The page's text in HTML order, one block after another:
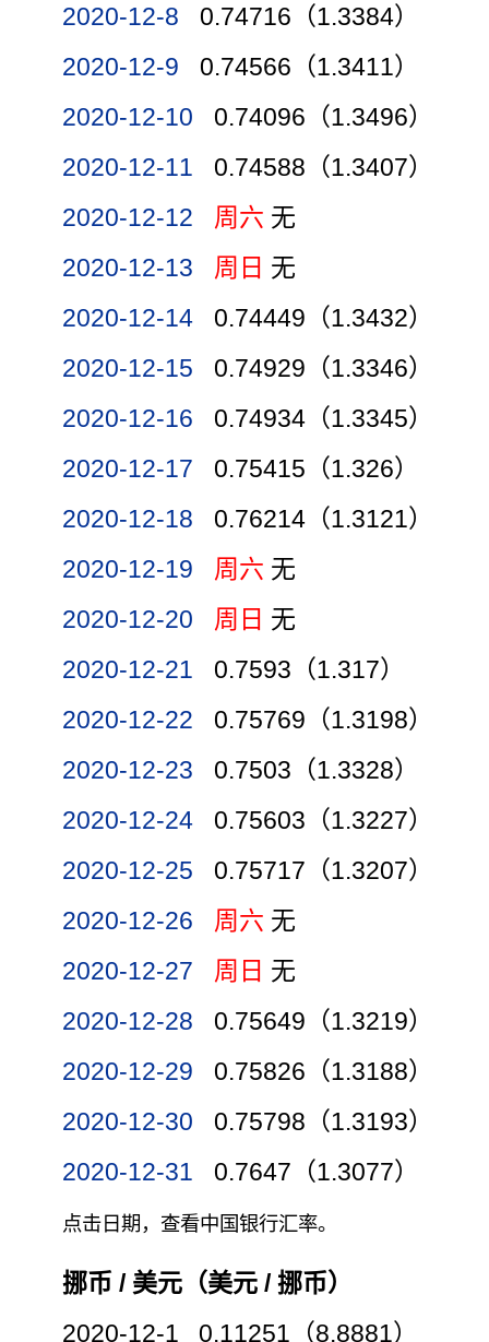
2020-12-8
0.74716（1.3384）
2020-12-9
0.74566（1.3411）
2020-12-10
0.74096（1.3496）
2020-12-11
0.74588（1.3407）
2020-12-12
周六 无
2020-12-13
周日 无
2020-12-14
0.74449（1.3432）
2020-12-15
0.74929（1.3346）
2020-12-16
0.74934（1.3345）
2020-12-17
0.75415（1.326）
2020-12-18
0.76214（1.3121）
2020-12-19
周六 无
2020-12-20
周日 无
2020-12-21
0.7593（1.317）
2020-12-22
0.75769（1.3198）
2020-12-23
0.7503（1.3328）
2020-12-24
0.75603（1.3227）
2020-12-25
0.75717（1.3207）
2020-12-26
周六 无
2020-12-27
周日 无
2020-12-28
0.75649（1.3219）
2020-12-29
0.75826（1.3188）
2020-12-30
0.75798（1.3193）
2020-12-31
0.7647（1.3077）
点击日期，查看中国银行汇率。
挪币 / 美元（美元 / 挪币）
2020-12-1 0.11251（8.8881）